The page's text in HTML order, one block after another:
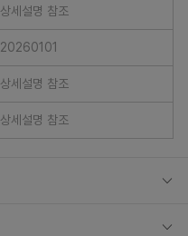
상세설명 참조
20260101
상세설명 참조
상세설명 참조